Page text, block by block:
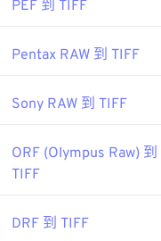
PEF 到 TIFF
Pentax RAW 到 TIFF
Sony RAW 到 TIFF
ORF (Olympus Raw) 到
TIFF
DRF 到 TIFF